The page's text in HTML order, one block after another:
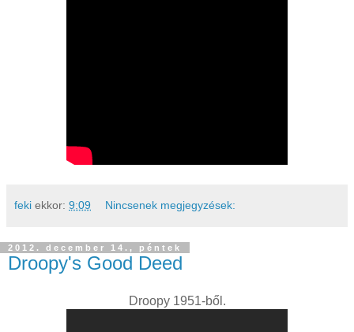
feki ekkor: 9:09 Nincsenek megjegyzések:
2012. december 14., péntek
Droopy's Good Deed
Droopy 1951-ből.